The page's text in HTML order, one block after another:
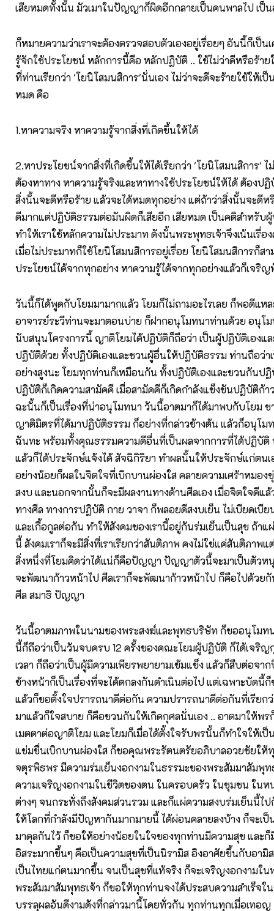
เสียหมดทั้งนั้น มัวเมาในปัญญาก็ผิดอีกกลายเป็นคนพาลไป เป็
ก็หมายความว่าเราจะต้องตรวจสอบตัวเองอยู่เรื่อยๆ อันนี้ก็เป็น
รู้จักใช้ประโยชน์ หลักการนี้คือ หลักปฏิบัติ .. ใช้ไม่ว่าดีหรือร้าย
ที่ท่านเรียกว่า 'โยนิโสมนสิการ'นั่นเอง ไม่ว่าจะดีจะร้ายใช้ให้เ
หมด คือ
1.หาความจริง หาความรู้จากสิ่งที่เกิดขึ้นให้ได้
2.หาประโยชน์จากสิ่งที่เกิดขึ้นให้ได้เรียกว่า 'โยนิโสมนสิการ' ไ
ต้องหาทาง หาความรู้จริงและหาทางใช้ประโยชน์ให้ได้ ต้องป
สิ่งนั้นจะดีหรือร้าย แล้วจะได้หมดทุกอย่าง แต่ถ้าว่าสิ่งนั้นจะดีห
ดีมากแต่ปฏิบัติธรรมต่อมันผิดก็เสียอีก เสียหมด เป็นคติสำหรับ
ทำให้เราใช้หลักความไม่ประมาท ดังนั้นพระพุทธเจ้าจึงเน้นเรื่อ
เมื่อไม่ประมาทก็ใช้โยนิโสมนสิการอยู่เรื่อย โยนิโสมนสิการก็สา
ประโยชน์ได้จากทุกอย่าง หาความรู้ได้จากทุกอย่างแล้วก็เจริ
วันนี้ก็ได้พูดกับโยมมามากแล้ว โยมก็ไม่ถามอะไรเลย ก็พอดีแหล
อาจารย์ระวีท่านจะมาตอนบ่าย ก็ฝากอนุโมทนาท่านด้วย อนุโ
นับสนุนโครงการนี้ ญาติโยมได้ปฏิบัติก็ถือว่า เป็นผู้ปฏิบัติเองแ
ปฏิบัติด้วย ทั้งปฏิบัติเองและชวนผู้อื่นให้ปฏิบัติธรรม ท่านถือว่า
อย่างสูงนะ โยมทุกท่านก็เหมือนกัน ทั้งปฏิบัติเองและชวนกันป
ปฏิบัติก็เกิดความสามัคคี เมื่อสามัคคีก็เกิดกำลังแข็งขันปฏิบัติก้า
ฉะนั้นก็เป็นเรื่องที่น่าอนุโมทนา วันนี้อาตมาก็ได้มาพบกับโยม ช
ญาติมิตรที่ได้มาปฏิบัติธรรม ก็อย่างที่กล่าวข้างต้น แล้วก็อนุโม
ฉันทะ พร้อมทั้งคุณธรรมความดีอื่นที่เป็นผลจากการที่ได้ปฏิบัติ
แล้วก็ได้ประจักษ์แจ้งได้ สัจฉิกิริยา ทำผลนั้นให้ประจักษ์แก่ตน
อย่างน้อยก็ผลในจิตใจที่เบิกบานผ่องใส คลายความเศร้าหมอง
สงบ และนอกจากนั้นก็จะมีผลงานทางด้านศีลเอง เมื่อจิตใจดีแ
ทางศีล ทางการปฏิบัติ กาย วาจา ก็พลอยดีสงบเย็น ไม่เบียดเบี
และเกื้อกูลต่อกัน ทำให้สังคมของเรานี้อยู่กันร่มเย็นเป็นสุข ถ้าแ
นี้ สังคมเราก็จะมีสิ่งที่เราเรียกว่าสันติภาพ คงไม่ใช่แค่สันติภาพ
สิ่งหนึ่งที่โยมคิดว่าได้แน่ก็คือปัญญา ปัญญาตัวนี้จะมาเป็นตัวหนุ
จะพัฒนาก้าวหน้าไป ศีลเราก็จะพัฒนาก้าวหน้าไป ก็คือไปด้วย
ศีล สมาธิ ปัญญา
วันนี้อาตมภาพในนามของพระสงฆ์และพุทธบริษัท ก็ขออนุโมท
นี้ก็ถือว่าเป็นวันจบครบ 12 ครั้งของคณะโยมผู้ปฏิบัติ ก็ได้เจริ
เวลา ก็ถือว่าเป็นผู้มีความเพียรพยายามเข้มแข็ง แล้วก็สืบต่อจา
ข้างหน้าก็เป็นเรื่องที่จะได้ตกลงกันดำเนินต่อไป แต่เฉพาะบัดนี้
แล้วก็ขอตั้งใจปรารถนาดีต่อกัน ความปรารถนาดีต่อกันที่เรียก
มาแล้วก็ใจสบาย ก็คือชวนกันให้เกิดกุศลนั่นเอง .. อาตมาให้พร
เมตตาต่อญาติโยม และโยมก็เมื่อได้ตั้งใจรับพรนั้นก็ทำใจให้เป็
แช่มชื่นเบิกบานผ่องใส ก็ขอคุณพระรัตนตรัยอภิบาลอวยชัยให้
จตุรพิธพร มีความร่มเย็นงอกงามในธรรมะของพระสัมมาสัมพุท
ความเจริญงอกงามในชีวิตของตน ในครอบครัว ในชุมชน ในห
ต่างๆ จนกระทั่งถึงสังคมส่วนรวม และก็แผ่ความสงบร่มเย็นนี้ไ
ให้โลกที่กำลังมีปัญหากันมากมายนี้ ได้ผ่อนคลายลงบ้าง ก็จะเป็
มาดุลกันไว้ ก็ขอให้อย่างน้อยในใจของทุกท่านมีความสุข และก็
อิสระมากขึ้นๆ คือเป็นความสุขที่เป็นนิรามิส อิงอาศัยขึ้นกับอามิ
เป็นไทยแก่ตนมากขึ้น จนเป็นสุขที่แท้จริง ก็จะเจริญงอกงามใ
พระสัมมาสัมพุทธเจ้า ก็ขอให้ทุกท่านจงได้ประสบความสำเร็จใ
บรรลุผลอันดีงามดังที่กล่าวมานี้โดยทั่วกัน ทุกท่านทุกเมื่อเทอญ